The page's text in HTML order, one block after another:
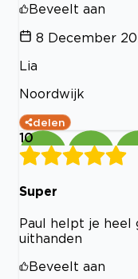
Beveelt aan
8 December
Lia
Noordwijk
delen
10
Super
Paul helpt je heel
uithanden
Beveelt aan